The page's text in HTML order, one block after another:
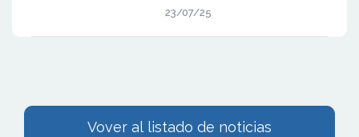
23/07/25
Vover al listado de noticias